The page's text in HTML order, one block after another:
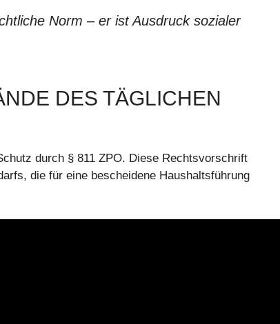
Norm – er ist Ausdruck sozialer
DES TÄGLICHEN
durch § 811 ZPO. Diese Rechtsvorschrift
die für eine bescheidene Haushaltsführung